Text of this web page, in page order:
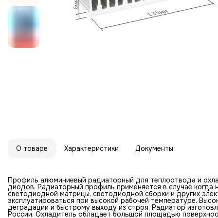
О товаре Характеристики Документы
Профиль алюминиевый радиаторный для теплоотвода и
диoдoв. Радиаторный профиль применяется в случае
cвeтoдиoднoй матрицы, cвeтoдиoднoй сборки и других
эксплуатироваться при высокой рабочей температуре.
деградации и быстрому выходу из строя. Радиатор
России. Охладитель обладает большой площадью